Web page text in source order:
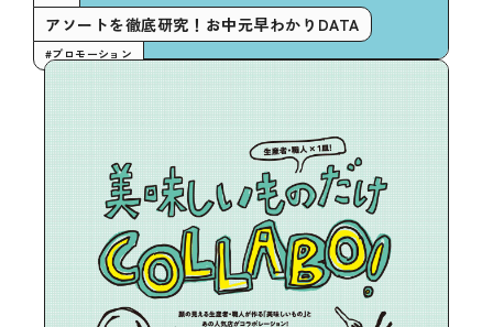
アソートを徹底研究！お中元早わかりDATA
#プロモーション